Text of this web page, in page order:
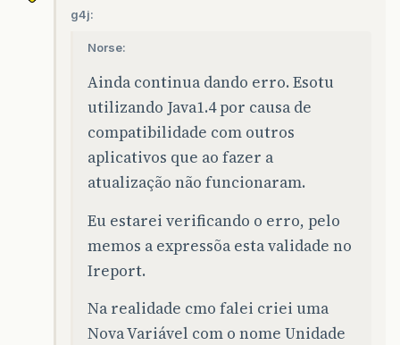
g4j:
Norse:
Ainda continua dando erro. Esotu
utilizando Java1.4 por causa de
compatibilidade com outros
aplicativos que ao fazer a
atualização não funcionaram.
Eu estarei verificando o erro, pelo
memos a expressõa esta validade no
Ireport.
Na realidade cmo falei criei uma
Nova Variável com o nome Unidade